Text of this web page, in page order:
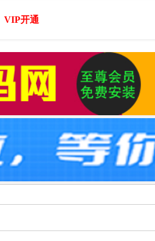
VIP开通